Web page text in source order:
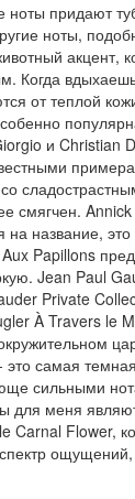
ноты придают
ноты,
акцент,
Когда
от теплой
и Christian
смягчен.
название,
Papillons
Jean Paul
Private
À Travers le
это самая
сильными
для меня
Carnal Flower,